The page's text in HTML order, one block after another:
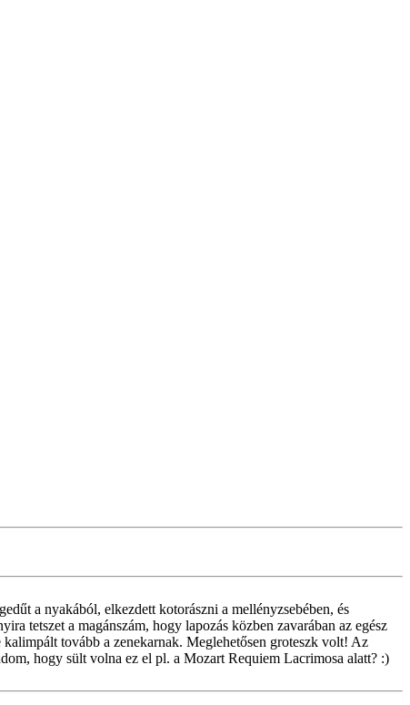
a nyakából, elkezdett kotorászni a mellényzsebében, és
tetszet a magánszám, hogy lapozás közben zavarában az egész
tovább a zenekarnak. Meglehetősen groteszk volt! Az
hogy sült volna ez el pl. a Mozart Requiem Lacrimosa alatt? :)